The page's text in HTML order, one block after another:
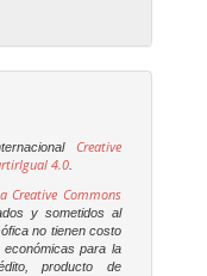
Creative
4.0
Creative Commons
y sometidos al
no tienen costo
para la
producto de